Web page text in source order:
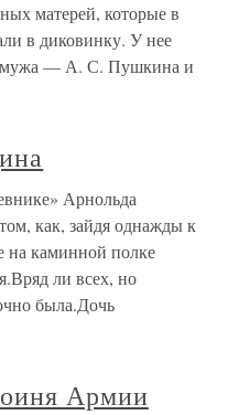
матерей, которые в
в диковинку. У нее
мужа — А. С. Пушкина и
Арнольда
как, зайдя однажды к
на каминной полке
ли всех, но
была.Дочь
Армии